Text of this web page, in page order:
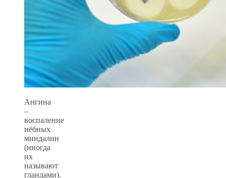
Ангина
–
воспаление
нёбных
миндалин
(иногда
их
называют
гландами).